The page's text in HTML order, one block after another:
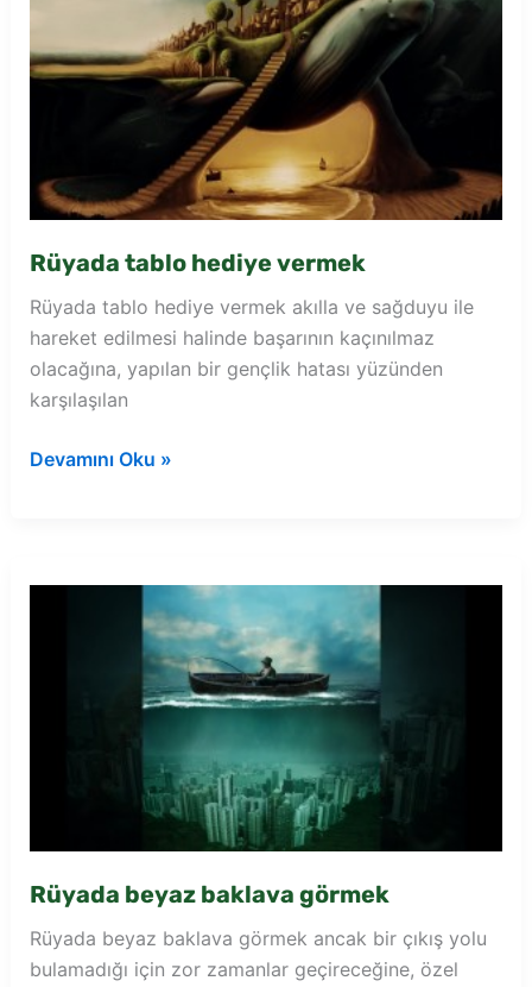
Rüyada tablo hediye vermek
Rüyada tablo hediye vermek akılla ve sağduyu ile
hareket edilmesi halinde başarının kaçınılmaz
olacağına, yapılan bir gençlik hatası yüzünden
karşılaşılan
Rüyada
Devamını Oku »
Rüyada beyaz baklava görmek
Rüyada beyaz baklava görmek ancak bir çıkış yolu
bulamadığı için zor zamanlar geçireceğine, özel